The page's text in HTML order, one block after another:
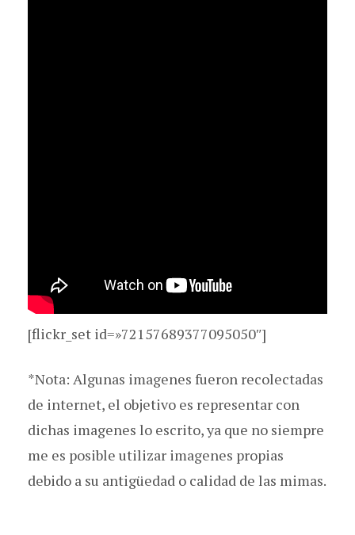
[flickr_set id=»72157689377095050″]
*Nota: Algunas imagenes fueron recolectadas
de internet, el objetivo es representar con
dichas imagenes lo escrito, ya que no siempre
me es posible utilizar imagenes propias
debido a su antigüedad o calidad de las mimas.